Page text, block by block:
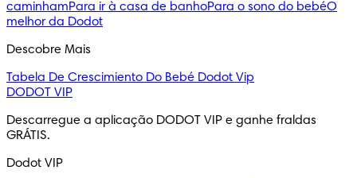
caminhamPara ir à casa de banhoPara o sono do bebéO
melhor da Dodot
Descobre Mais
Tabela De Crescimiento Do Bebé Dodot Vip
DODOT VIP
Descarregue a aplicação DODOT VIP e ganhe fraldas
GRÁTIS.
Dodot VIP